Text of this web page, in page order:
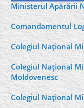
Ministerul Apărării
Comandamentul
Colegiul Naţional
Colegiul Naţional
Moldovenesc
Colegiul Naţional